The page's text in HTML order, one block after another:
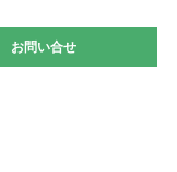
お問い合せ
お問い合せ